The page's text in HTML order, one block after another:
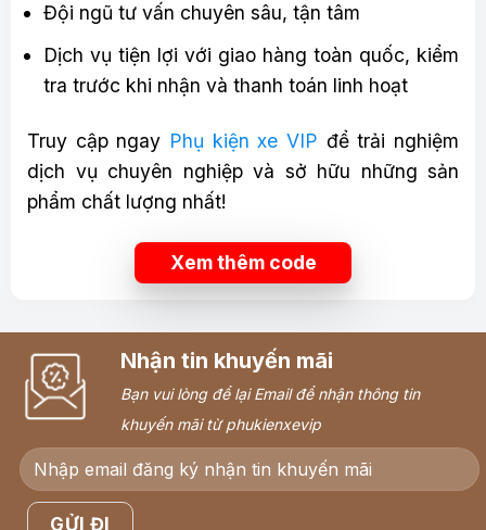
Đội ngũ tư vấn chuyên sâu, tận tâm
Dịch vụ tiện lợi với giao hàng toàn quốc, kiểm
tra trước khi nhận và thanh toán linh hoạt
Truy cập ngay Phụ kiện xe VIP để trải nghiệm
dịch vụ chuyên nghiệp và sở hữu những sản
phẩm chất lượng nhất!
Xem thêm code
Nhận tin khuyến mãi
Bạn vui lòng để lại Email để nhận thông tin
khuyến mãi từ phukienxevip